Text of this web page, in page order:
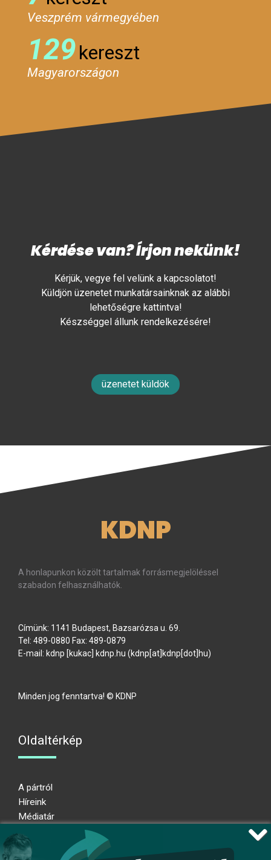
Veszprém vármegyében
129kereszt
Magyarországon
Kérdése van? Írjon nekünk!
Kérjük, vegye fel velünk a kapcsolatot!
Küldjön üzenetet munkatársainknak az alábbi
lehetőségre kattintva!
Készséggel állunk rendelkezésére!
üzenetet küldök
KDNP
A honlapunkon közölt tartalmak forrásmegjelöléssel
szabadon felhasználhatók.
Címünk: 1141 Budapest, Bazsarózsa u. 69.
Tel: 489-0880 Fax: 489-0879
E-mail: kdnp [kukac] kdnp.hu (kdnp[at]kdnp[dot]hu)
Minden jog fenntartva! © KDNP
Oldaltérkép
A pártról
Híreink
Médiatár
Adatkezelési nyilatkozat